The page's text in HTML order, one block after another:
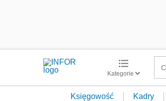
Kategorie
Księgowość Kadry